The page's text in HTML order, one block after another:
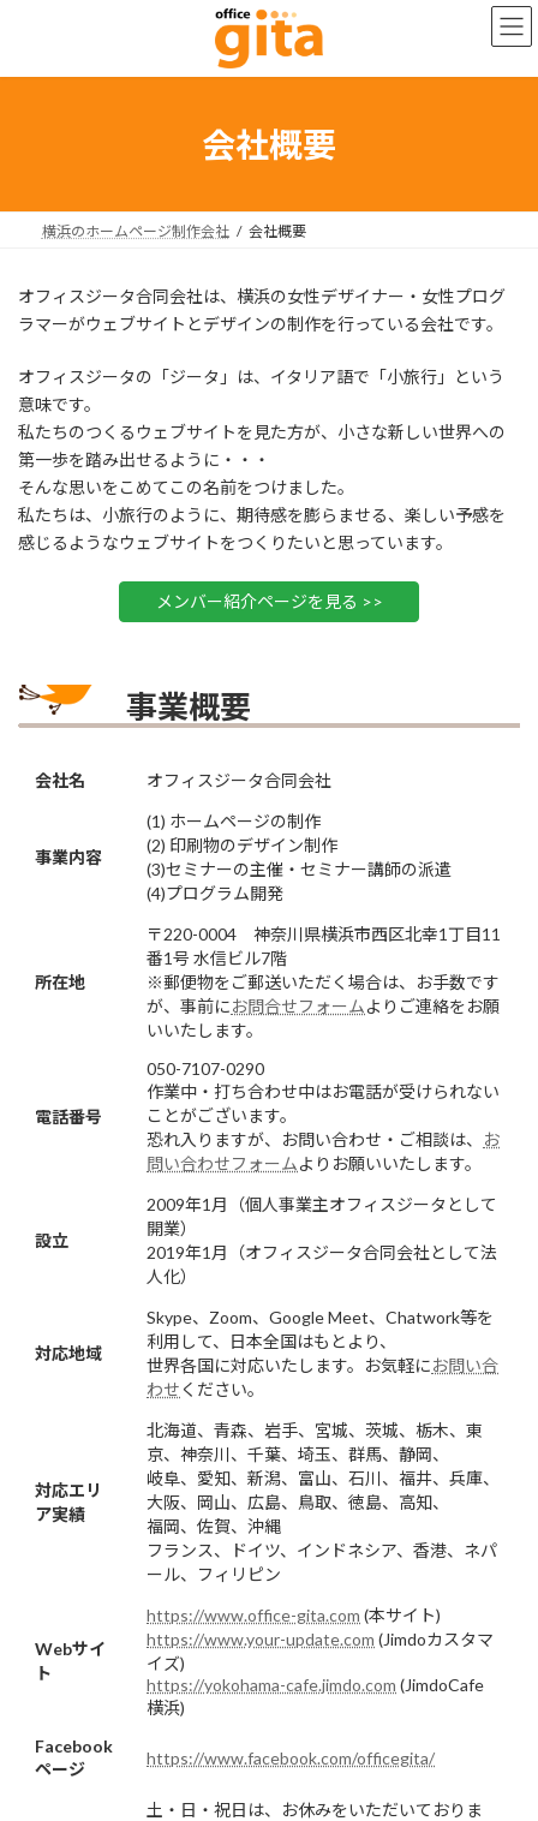
ン
ー
会社概要
横浜のホームページ制作会社 会社概要
オフィスジータ合同会社は、横浜の女性デザイナー・女性プログ
ラマーがウェブサイトとデザインの制作を行っている会社です。
オフィスジータの「ジータ」は、イタリア語で「小旅行」という
意味です。
私たちのつくるウェブサイトを見た方が、小さな新しい世界への
第一歩を踏み出せるように・・・
そんな思いをこめてこの名前をつけました。
私たちは、小旅行のように、期待感を膨らませる、楽しい予感を
感じるようなウェブサイトをつくりたいと思っています。
メンバー紹介ページを見る >>
事業概要
会社名 オフィスジータ合同会社
事業内容
(1) ホームページの制作
(2) 印刷物のデザイン制作
(3)セミナーの主催・セミナー講師の派遣
(4)プログラム開発
所在地
〒220-0004 神奈川県横浜市西区北幸1丁目11
番1号 水信ビル7階
※郵便物をご郵送いただく場合は、お手数です
が、事前にお問合せフォームよりご連絡をお願
いいたします。
電話番号
050-7107-0290
作業中・打ち合わせ中はお電話が受けられない
ことがございます。
恐れ入りますが、お問い合わせ・ご相談は、
お
問い合わせフォームよりお願いいたします。
設立
2009年1月（個人事業主オフィスジータとして
開業）
2019年1月（オフィスジータ合同会社として法
人化）
対応地域
Skype、Zoom、Google Meet、Chatwork等を
利用して、日本全国はもとより、
世界各国に対応いたします。お気軽にお問い合
わせ ください。
対応エリ
ア実績
北海道、青森、岩手、宮城、茨城、栃木、東
京、神奈川、千葉、埼玉、群馬、静岡、
岐阜、愛知、新潟、富山、石川、福井、兵庫、
大阪、岡山、広島、鳥取、徳島、高知、
福岡、佐賀、沖縄
フランス、ドイツ、インドネシア、香港、ネパ
ール、フィリピン
Webサイ
ト
https://www.office-gita.com (本サイト)
https://www.your-update.com (Jimdoカスタマ
イズ)
https://yokohama-cafe.jimdo.com (JimdoCafe
横浜)
Facebook
ページ
https://www.facebook.com/officegita/
土・日・祝日は、お休みをいただいておりま